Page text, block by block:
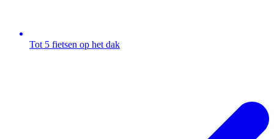
Tot 5 fietsen op het dak